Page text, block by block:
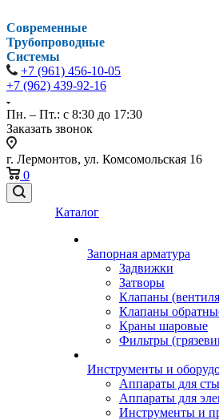
Современные
Трубопроводные
Системы
+7 (961) 456-10-05
+7 (962) 439-92-16
Пн. – Пт.: с 8:30 до 17:30
Заказать звонок
г. Лермонтов, ул. Комсомольская 16
0
Каталог
Запорная арматура
Задвижки
Затворы
Клапаны
Клапаны
Краны шаровые
Фильтры
Инструменты и
Аппараты для
Аппараты для
Инструменты и